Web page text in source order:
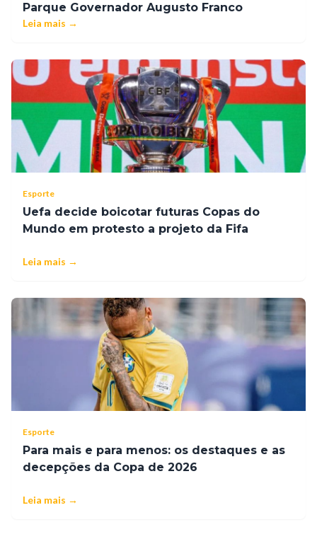
Parque Governador Augusto Franco
Leia mais →
Esporte
Uefa decide boicotar futuras Copas do
Mundo em protesto a projeto da Fifa
Leia mais →
Esporte
Para mais e para menos: os destaques e as
decepções da Copa de 2026
Leia mais →